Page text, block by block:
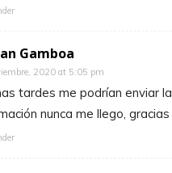
Gamboa
2020 at 5:05 pm
tardes me podrían enviar la
nunca me llego, gracias